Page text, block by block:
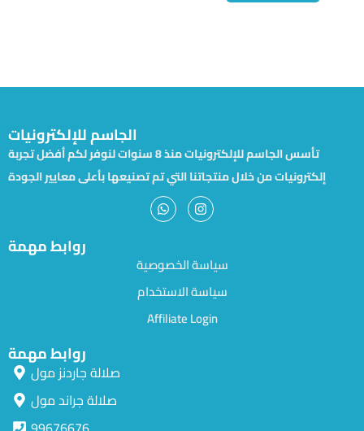
الجاسم للإلكترونيات
تأسس الجاسم للإلكترونيات منذ 8 سنوات لنوفر لكم أفضل تجربة
إلكترونيات من خلال منتجاتنا التي تم تصنيعها بأعلى معايير الجودة
روابط مهمة
سياسة الخصوصية
سياسة الاستخدام
Affiliate Login
روابط مهمة
صلالة جاردنز مول
صلالة جراند مول